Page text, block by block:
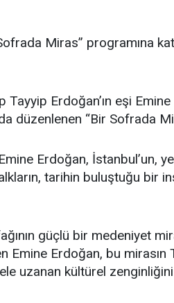
Miras” programına
Tayyip Erdoğan’ın eşi
düzenlenen “Bir Sofrada
Erdoğan, İstanbul’un,
tarihin buluştuğu bir
güçlü bir medeniyet
Emine Erdoğan, bu
uzanan kültürel